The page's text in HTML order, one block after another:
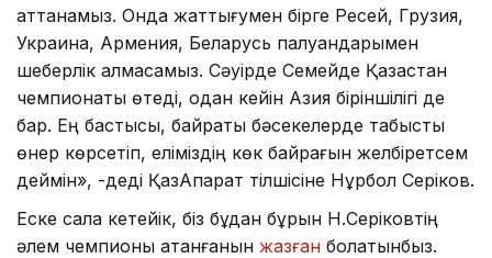
аттанамыз. Онда жаттығумен бірге Ресей, Грузия,
Украина, Армения, Беларусь палуандарымен
шеберлік алмасамыз. Сәуірде Семейде Қазақстан
чемпионаты өтеді, одан кейін Азия біріншілігі де
бар. Ең бастысы, байрақты бәсекелерде табысты
өнер көрсетіп, еліміздің көк байрағын желбіретсем
деймін», -деді ҚазАқпарат тілшісіне Нұрбол Серіков.
Еске сала кетейік, біз бұдан бұрын Н.Серіковтің
әлем чемпионы атанғанын жазған болатынбыз.